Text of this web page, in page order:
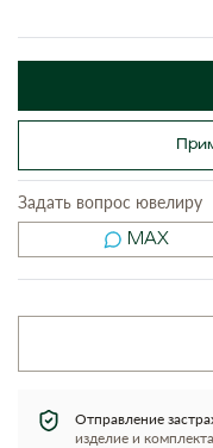
Задать вопрос ювелиру
MAX
Отправление
изделие и